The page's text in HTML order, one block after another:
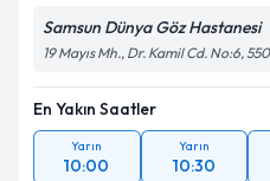
Samsun Dünya Göz Hastanesi
19 Mayıs Mh., Dr. Kamil Cd. No:6,
En Yakın Saatler
Yarın
10:00
Yarın
10:30